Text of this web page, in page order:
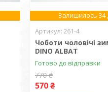
Залишилось 34
261-4
Чоботи чоловічі
DINO ALBAT
Готово до відправки
770 ₴
570 ₴